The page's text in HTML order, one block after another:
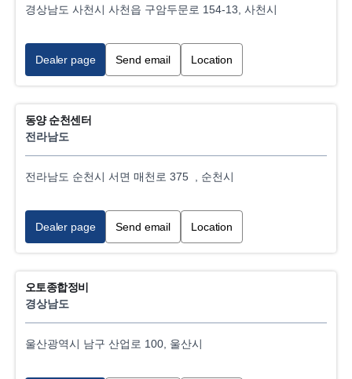
경상남도 사천시 사천읍 구암두문로 154-13, 사천시
Dealer page Send email Location
동양 순천센터
전라남도
전라남도 순천시 서면 매천로 375 , 순천시
Dealer page Send email Location
오토종합정비
경상남도
울산광역시 남구 산업로 100, 울산시